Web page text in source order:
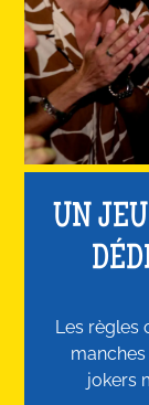
UN
Les règles
jokers